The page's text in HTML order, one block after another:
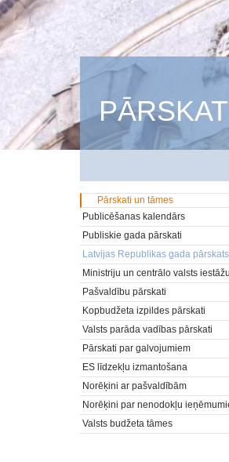
Pārskati un tāmes
Publicēšanas kalendārs
Publiskie gada pārskati
Latvijas Republikas gada pārskats
Ministriju un centrālo valsts
Pašvaldību pārskati
Kopbudžeta izpildes pārskati
Valsts parāda vadības pārskati
Pārskati par galvojumiem
ES līdzekļu izmantošana
Norēķini ar pašvaldībām
Norēķini par nenodokļu
Valsts budžeta tāmes